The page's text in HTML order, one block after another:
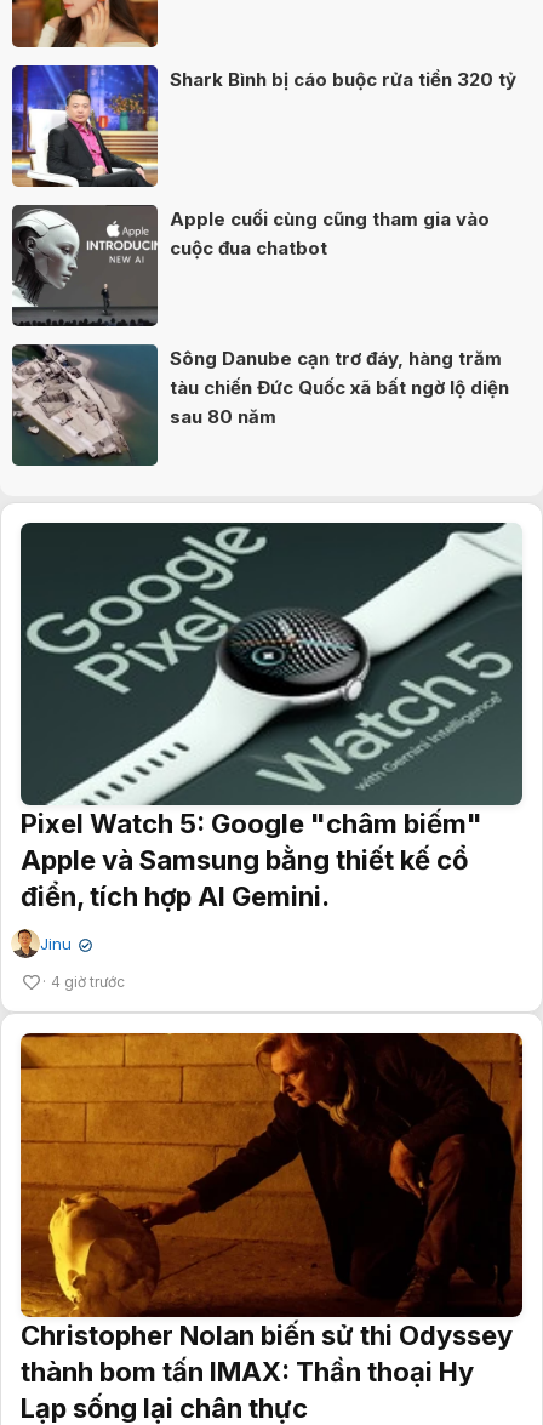
Shark Bình bị cáo buộc rửa tiền 320 tỷ
Apple cuối cùng cũng tham gia vào
cuộc đua chatbot
Sông Danube cạn trơ đáy, hàng trăm
tàu chiến Đức Quốc xã bất ngờ lộ diện
sau 80 năm
Pixel Watch 5: Google "châm biếm"
Apple và Samsung bằng thiết kế cổ
điển, tích hợp AI Gemini.
Jinu ✔
4 giờ trước
Christopher Nolan biến sử thi Odyssey
thành bom tấn IMAX: Thần thoại Hy
Lạp sống lại chân thực